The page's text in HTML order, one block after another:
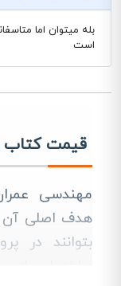
بله میتوان اما
است
قیمت کتاب
مهندسی
هدف اصلی آن
بتوانند در